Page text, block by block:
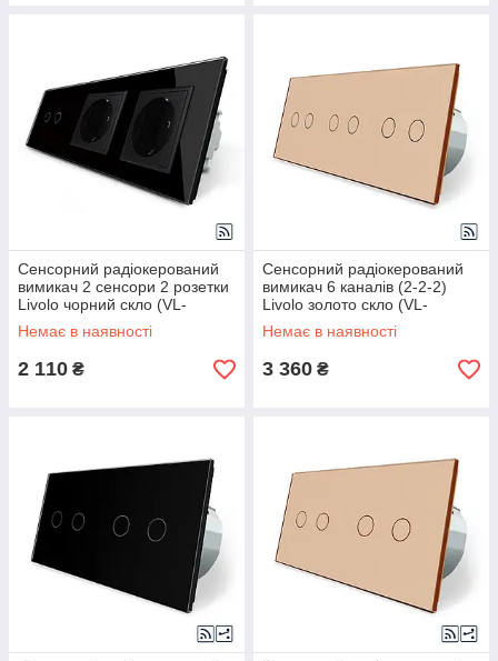
Сенсорний радіокерований
вимикач 2 сенсори 2 розетки
Livolo чорний скло (VL-
C702R/C7C2EU-12)
Немає в наявності
2 110 ₴
Сенсорний радіокерований
вимикач 6 каналів (2-2-2)
Livolo золото скло (VL-
C702R/C702R/C702R-13)
Немає в наявності
3 360 ₴